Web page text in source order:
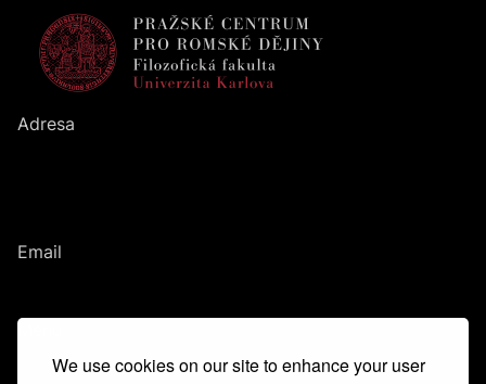
We use cookies on our site to enhance your user
Adresa
Email
Menu
Hlavní idea